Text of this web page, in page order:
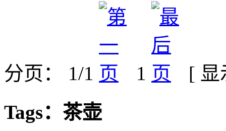
分页： 1/1 1
[
Tags：茶壶